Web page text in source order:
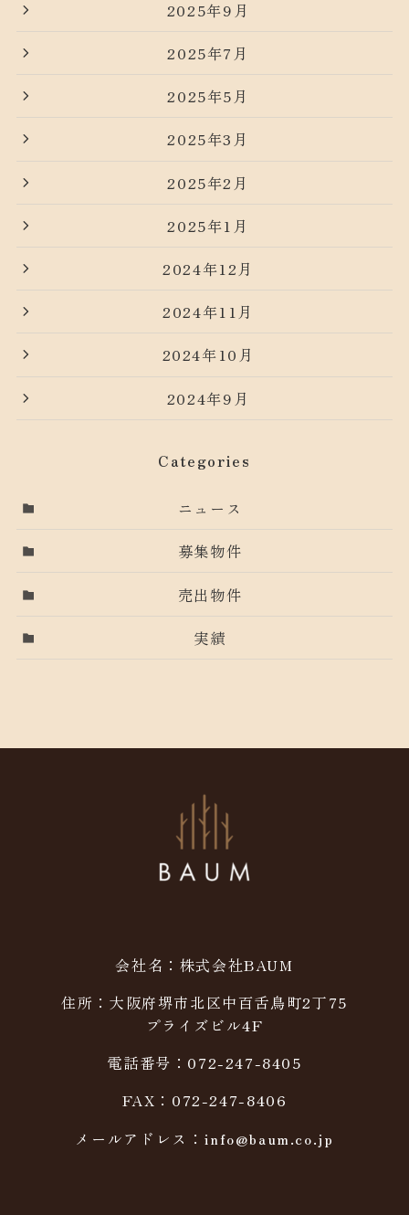
2025年9月
2025年7月
2025年5月
2025年3月
2025年2月
2025年1月
2024年12月
2024年11月
2024年10月
2024年9月
Categories
ニュース
募集物件
売出物件
実績
会社名：株式会社BAUM
住所：大阪府堺市北区中百舌鳥町2丁75
プライズビル4F
電話番号：072-247-8405
FAX：072-247-8406
メールアドレス：info@baum.co.jp